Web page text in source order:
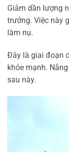
Giảm dần lượng
trưởng. Việc này
làm nụ.
Đây là giai đoạn
khỏe mạnh.
sau này.